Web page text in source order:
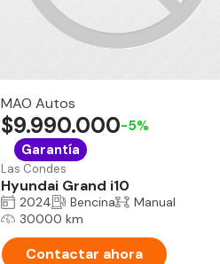
MAO Autos
Las Condes
Hyundai Grand i10
$9.990.000-5%
Garantía
2024 Bencina
Manual
30000 km
Contactar ahora